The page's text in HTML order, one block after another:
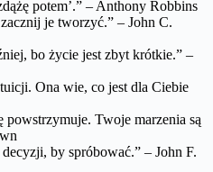
potem’.” – Anthony Robbins
je tworzyć.” – John C.
bo życie jest zbyt krótkie.” –
Ona wie, co jest dla Ciebie
Twoje marzenia są
by spróbować.” – John F.